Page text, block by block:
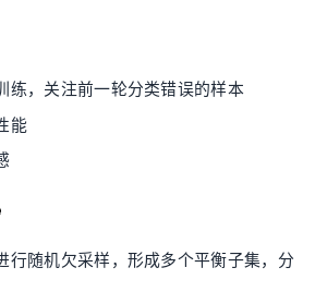
练，关注前一轮分类错误的样本
能
行随机欠采样，形成多个平衡子集，分